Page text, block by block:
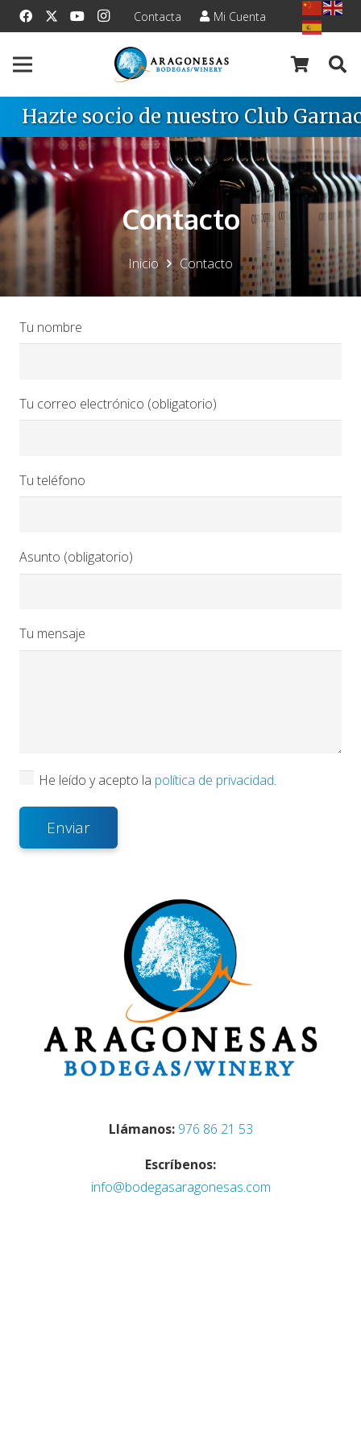
Contacta Mi Cuenta
Hazte socio de nuestro Club
Contacto
Inicio Contacto
Tu nombre
Tu correo electrónico (obligatorio)
Tu teléfono
Asunto (obligatorio)
Tu mensaje
He leído y acepto la política de privacidad.
Llámanos: 976 86 21 53
Escríbenos:
info@bodegasaragonesas.com